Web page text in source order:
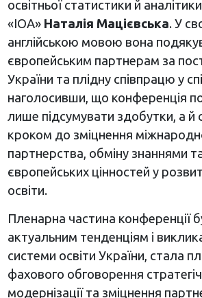
освітньої статистики й
«ІОА» Наталія Мацієвська. У
англійською мовою вона
європейським партнерам за
України та плідну співпрацю у
наголосивши, що конференція
лише підсумувати здобутки, а й
кроком до зміцнення
партнерства, обміну знаннями
європейських цінностей у
освіти.
Пленарна частина конференції
актуальним тенденціям і
системи освіти України, стала
фахового обговорення
модернізації та зміцнення